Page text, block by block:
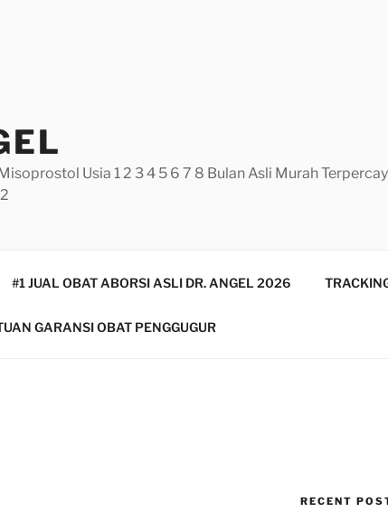
Usia 1 2 3 4 5 6 7 8 Bulan Asli Murah
#1 JUAL OBAT ABORSI ASLI DR. ANGEL 2026
GARANSI OBAT PENGGUGUR
RECENT